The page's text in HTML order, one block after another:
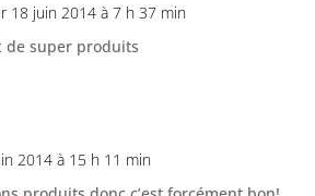
18 juin 2014 à 7 h 37 min
de super produits
2014 à 15 h 11 min